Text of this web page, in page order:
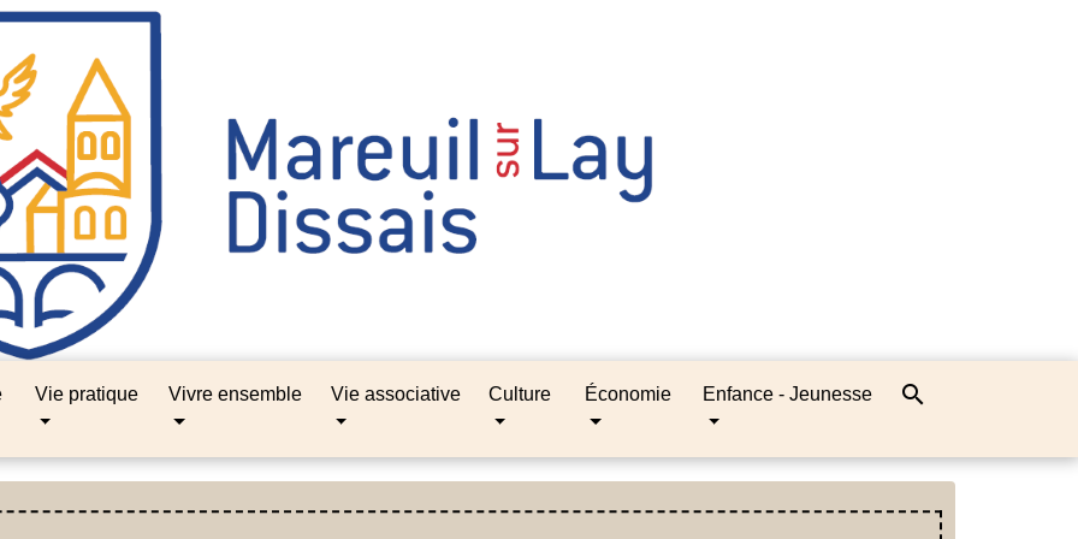
Vie pratique Vivre ensemble Vie associative Culture Économie Enfance - Jeunesse search